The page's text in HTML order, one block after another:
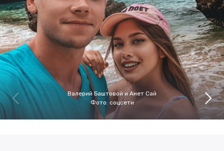
Валерий Баштовой и Анет Сай
Фото: соцсети